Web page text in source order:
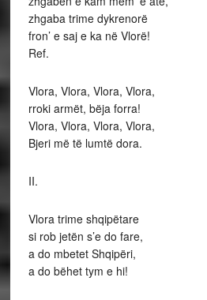
zhgaba trime dykrenorë
fron’ e saj e ka në Vlorë!
Ref.
Vlora, Vlora, Vlora, Vlora,
rroki armët, bëja forra!
Vlora, Vlora, Vlora, Vlora,
Bjeri më të lumtë dora.
II.
Vlora trime shqipëtare
si rob jetën s’e do fare,
a do mbetet Shqipëri,
a do bëhet tym e hi!